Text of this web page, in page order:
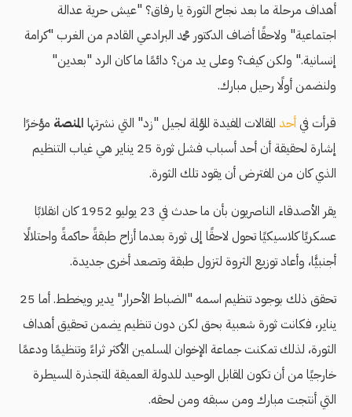
أهداف مرحلة ما بعد نجاح الثورة يا رفاق؟ "عيش حرية عدالة
اجتماعية" ولاحقًا أضاف الدكتور محمد البرادعي القادم من الغرب "كرامة
إنسانية." ولكن كيف؟ وعلى يد من؟ دائمًا ما كان الرد "بعدين"
ولنضمن أولًا رحيل مبارك.
قرأت فيأحد المقالات المفيدة المؤلمة لجيل "زد" التي نشرتها المنصة مؤخرًا
إشارة لحقيقة أن أحد أسباب فشل ثورة 25 يناير هي غياب التنظيم
الذي كان من المفترض أن يقود تلك الثورة.
يقر الأصدقاء الناصريون بأن ما حدث في 23 يوليو 1952 كان انقلابًا
عسكريًا كلاسيكيًا تحول لاحقًا إلى ثورة بعدما أزاح طبقةً حاكمةً واحتلالًا
أجنبيًّا، وأعاد توزيع الثروة لتزول طبقة وتصعد أخرى جديدة.
تحقق ذلك بوجود تنظيم اسمه "الضباط الأحرار" يدير ويخطط. أما 25
يناير، فكانت ثورة شعبية بحق لكن دون تنظيم يضمن تحقيق أهداف
الثورة، لذلك تمكنت جماعة الإخوان المسلمين الأكثر ثراءً وتنظيمًا ودعمًا
خارجيًا من أن تكون المقابل الوحيد للدولة العميقة المتجذرة المسيطرة
التي أنتجت مبارك ومن سبقه ومن لحقه.